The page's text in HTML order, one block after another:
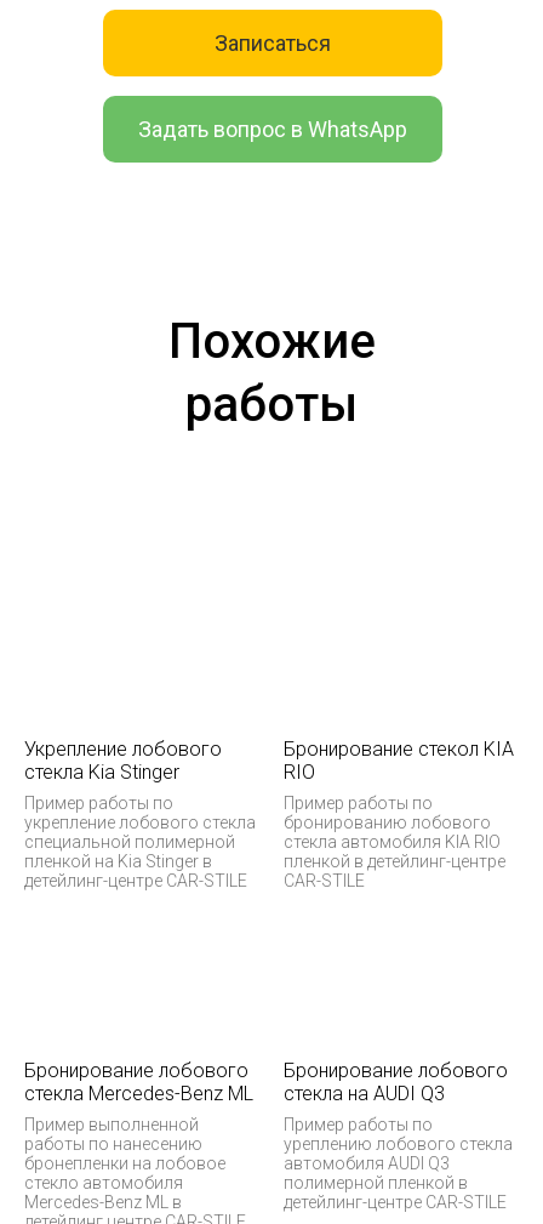
Задать вопрос в WhatsApp
Записаться
Похожие
работы
Укрепление лобового
стекла Kia Stinger
Пример работы по
укрепление лобового стекла
специальной полимерной
пленкой на Kia Stinger в
детейлинг-центре CAR-STILE
Бронирование стекол KIA
RIO
Пример работы по
бронированию лобового
стекла автомобиля KIA RIO
пленкой в детейлинг-центре
CAR-STILE
Бронирование лобового
стекла Mercedes-Benz ML
Пример выполненной
работы по нанесению
бронепленки на лобовое
стекло автомобиля
Mercedes-Benz ML в
Бронирование лобового
стекла на AUDI Q3
Пример работы по
уреплению лобового стекла
автомобиля AUDI Q3
полимерной пленкой в
детейлинг-центре CAR-STILE